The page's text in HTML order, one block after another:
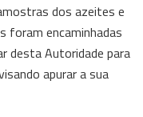
dos azeites e
foram encaminhadas
desta Autoridade para
apurar a sua